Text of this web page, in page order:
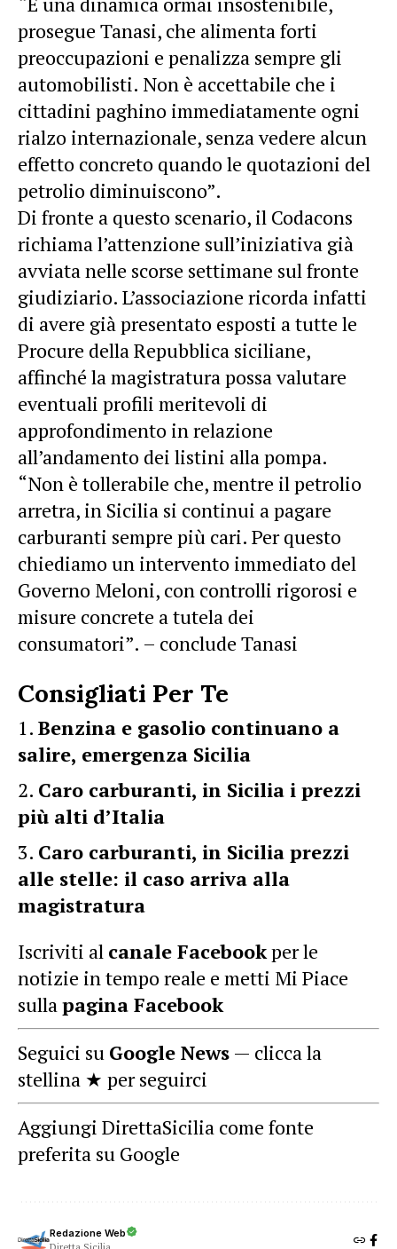
prosegue Tanasi, che alimenta forti
preoccupazioni e penalizza sempre gli
automobilisti. Non è accettabile che i
cittadini paghino immediatamente ogni
rialzo internazionale, senza vedere alcun
effetto concreto quando le quotazioni del
petrolio diminuiscono”.
Di fronte a questo scenario, il Codacons
richiama l’attenzione sull’iniziativa già
avviata nelle scorse settimane sul fronte
giudiziario. L’associazione ricorda infatti
di avere già presentato esposti a tutte le
Procure della Repubblica siciliane,
affinché la magistratura possa valutare
eventuali profili meritevoli di
approfondimento in relazione
all’andamento dei listini alla pompa.
“Non è tollerabile che, mentre il petrolio
arretra, in Sicilia si continui a pagare
carburanti sempre più cari. Per questo
chiediamo un intervento immediato del
Governo Meloni, con controlli rigorosi e
misure concrete a tutela dei
consumatori”. – conclude Tanasi
Consigliati Per Te
Benzina e gasolio continuano a
salire, emergenza Sicilia
Caro carburanti, in Sicilia i prezzi
più alti d’Italia
Caro carburanti, in Sicilia prezzi
alle stelle: il caso arriva alla
magistratura
Iscriviti al canale Facebookper le
notizie in tempo reale e metti Mi Piace
sullapagina Facebook
Seguici su Google News — clicca la
stellina ★ per seguirci
Aggiungi DirettaSicilia come fonte
preferita su Google
Redazione Web